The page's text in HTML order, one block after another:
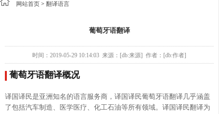
网站首页 > 翻译语言
葡萄牙语翻译
时间：2019-05-29 10:14:03 来源：[db:来源] 作者：[db:作者]
葡萄牙语翻译概况
译国译民是亚洲知名的语言服务商，译国译民葡萄牙语翻译几乎涵盖
了包括汽车制造、医学医疗、化工石油等所有领域。译国译民翻译为